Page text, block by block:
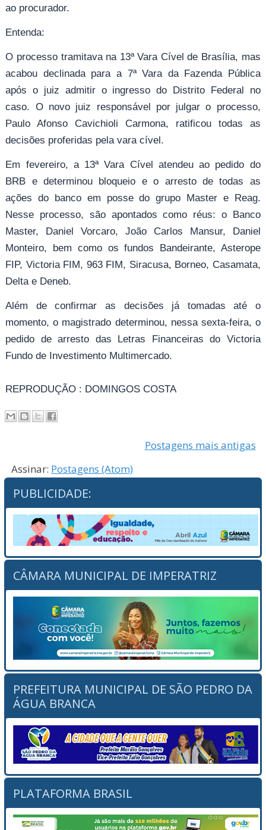
ao procurador.
Entenda:
O processo tramitava na 13ª Vara Cível de Brasília, mas
acabou declinada para a 7ª Vara da Fazenda Pública
após o juiz admitir o ingresso do Distrito Federal no
caso. O novo juiz responsável por julgar o processo,
Paulo Afonso Cavichioli Carmona, ratificou todas as
decisões proferidas pela vara cível.
Em fevereiro, a 13ª Vara Cível atendeu ao pedido do
BRB e determinou bloqueio e o arresto de todas as
ações do banco em posse do grupo Master e Reag.
Nesse processo, são apontados como réus: o Banco
Master, Daniel Vorcaro, João Carlos Mansur, Daniel
Monteiro, bem como os fundos Bandeirante, Asterope
FIP, Victoria FIM, 963 FIM, Siracusa, Borneo, Casamata,
Delta e Deneb.
Além de confirmar as decisões já tomadas até o
momento, o magistrado determinou, nessa sexta-feira, o
pedido de arresto das Letras Financeiras do Victoria
Fundo de Investimento Multimercado.
REPRODUÇÃO : DOMINGOS COSTA
Postagens mais antigas
Assinar: Postagens (Atom)
PUBLICIDADE:
CÂMARA MUNICIPAL DE IMPERATRIZ
PREFEITURA MUNICIPAL DE SÃO PEDRO DA
ÁGUA BRANCA
PLATAFORMA BRASIL